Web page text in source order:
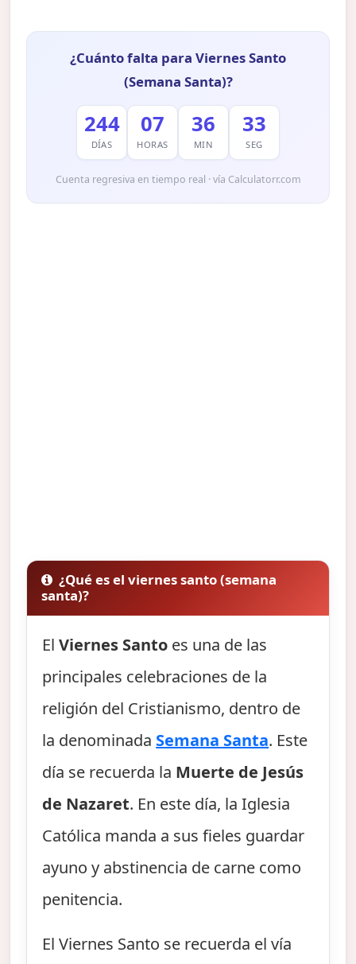
¿Cuánto falta para Viernes Santo
(Semana Santa)?
244
DÍAS
07
HORAS
36
MIN
32
SEG
Cuenta regresiva en tiempo real · vía Calculatorr.com
¿Qué es el viernes santo (semana
santa)?
ElViernes Santo es una de las
principales celebraciones de la
religión del Cristianismo, dentro de
la denominada Semana Santa. Este
día se recuerda la Muerte de Jesús
de Nazaret. En este día, la Iglesia
Católica manda a sus fieles guardar
ayuno y abstinencia de carne como
penitencia.
El Viernes Santo se recuerda el vía